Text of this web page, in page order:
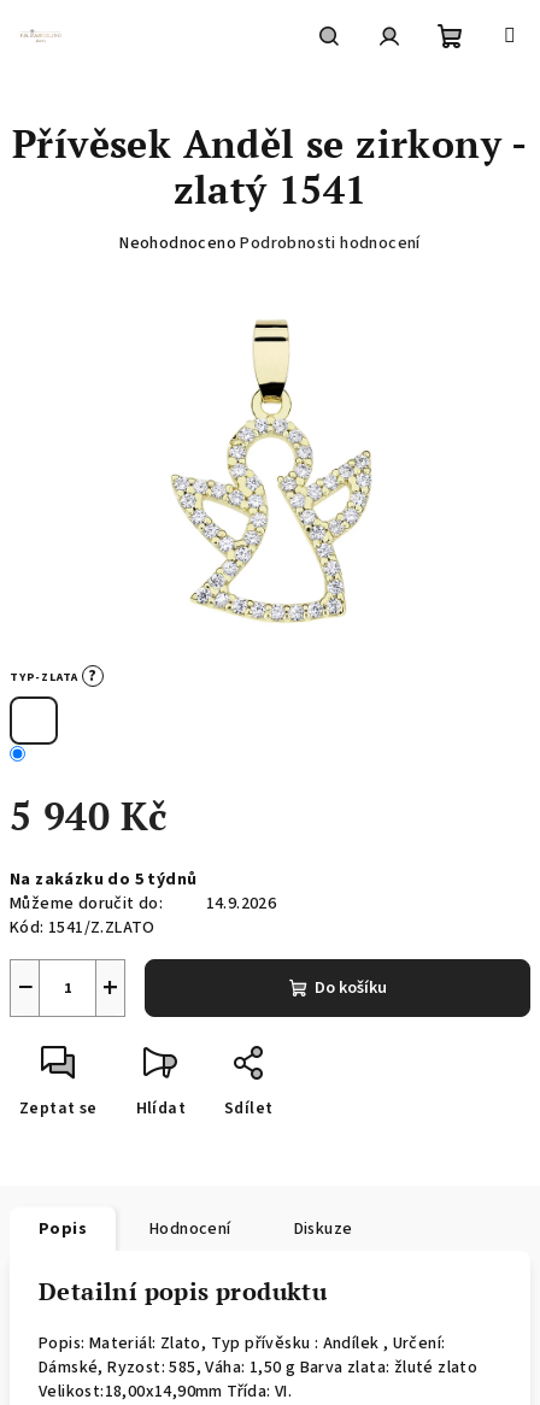
košík
TYP-ZLATA ?
5 940 Kč
cena:
Na zakázku do 5 týdnů
Můžeme doručit do:
14.9.2026
Kód: 1541/Z.ZLATO
+
− Do košíku
Zeptat se Hlídat Sdílet
Přívěsek Anděl se zirkony -
zlatý 1541
Průměrné
Neohodnoceno Podrobnosti hodnocení
Popis Hodnocení Diskuze
Detailní popis produktu
Popis: Materiál: Zlato, Typ přívěsku : Andílek , Určení:
Dámské, Ryzost: 585, Váha: 1,50 g Barva zlata: žluté zlato
Velikost:18,00x14,90mm Třída: VI.